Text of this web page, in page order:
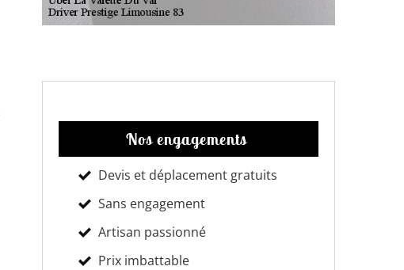
Nos engagements
Devis et déplacement gratuits
Sans engagement
Artisan passionné
Prix imbattable